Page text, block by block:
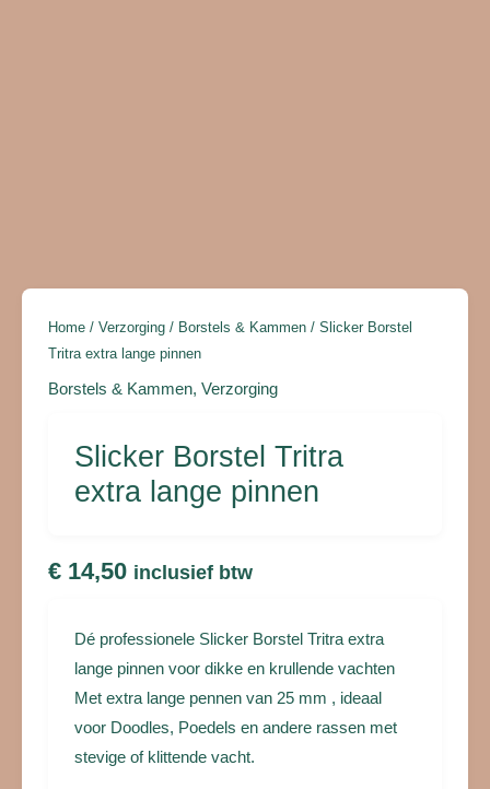
Home / Verzorging / Borstels & Kammen / Slicker Borstel
Tritra extra lange pinnen
Borstels & Kammen, Verzorging
Slicker Borstel Tritra
extra lange pinnen
€ 14,50 inclusief btw
Dé professionele Slicker Borstel Tritra extra
lange pinnen voor dikke en krullende vachten
Met extra lange pennen van 25 mm , ideaal
voor Doodles, Poedels en andere rassen met
stevige of klittende vacht.